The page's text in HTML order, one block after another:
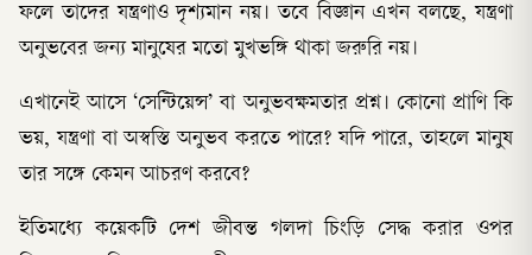
ফলে তাদের যন্ত্রণাও দৃশ্যমান নয়। তবে বিজ্ঞান এখন বলছে, যন্ত্রণা
অনুভবের জন্য মানুষের মতো মুখভঙ্গি থাকা জরুরি নয়।
এখানেই আসে ‘সেন্টিয়েন্স’ বা অনুভবক্ষমতার প্রশ্ন। কোনো প্রাণি কি
ভয়, যন্ত্রণা বা অস্বস্তি অনুভব করতে পারে? যদি পারে, তাহলে মানুষ
তার সঙ্গে কেমন আচরণ করবে?
ইতিমধ্যে কয়েকটি দেশ জীবন্ত গলদা চিংড়ি সেদ্ধ করার ওপর